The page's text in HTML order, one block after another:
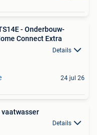
- Onderbouw-
Connect Extra
Details
24 jul 26
vaatwasser
Details